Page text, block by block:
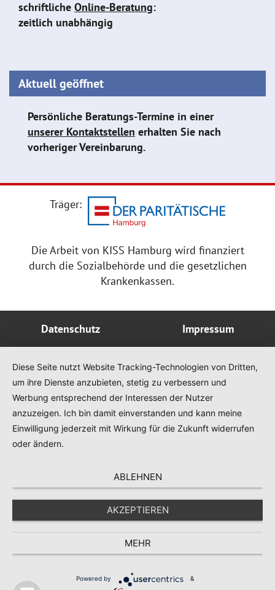
schriftliche Online-Beratung:
zeitlich unabhängig
Aktuell geöffnet
Persönliche Beratungs-Termine in einer
unserer Kontaktstellen erhalten Sie nach
vorheriger Vereinbarung.
Träger:
Die Arbeit von KISS Hamburg wird finanziert
durch die Sozialbehörde und die gesetzlichen
Krankenkassen.
Datenschutz Impressum
Diese Seite nutzt Website Tracking-Technologien von Dritten,
um ihre Dienste anzubieten, stetig zu verbessern und
Werbung entsprechend der Interessen der Nutzer
anzuzeigen. Ich bin damit einverstanden und kann meine
Einwilligung jederzeit mit Wirkung für die Zukunft widerrufen
oder ändern.
ABLEHNEN
AKZEPTIEREN
MEHR
Powered by &